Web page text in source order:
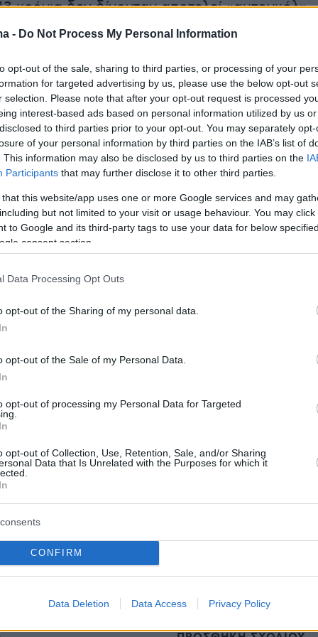
- Do Not Process My Personal Information
opt-out of the sale, sharing to third parties, or processing of your
for targeted advertising by us, please use the below opt-out
selection. Please note that after your opt-out request is processed
interest-based ads based on personal information utilized by us
to third parties prior to your opt-out. You may separately
of your personal information by third parties on the IAB’s list of
This information may also be disclosed by us to third parties on the
Participants that may further disclose it to other third parties.
that this website/app uses one or more Google services and may
but not limited to your visit or usage behaviour. You may
to Google and its third-party tags to use your data for below
consent section.
Data Processing Opt Outs
opt-out of the Sharing of my personal data.
opt-out of the Sale of my Personal Data.
opt-out of processing my Personal Data for Targeted
opt-out of Collection, Use, Retention, Sale, and/or Sharing
Data that Is Unrelated with the Purposes for which it
CONFIRM
Data Deletion Data Access Privacy Policy
χρόνια δεν δίνονταν αποτελεί «αυτογκόλ»
η Λευκωσία σε όλους τους διεθνείς
της αρχεία και να δώσει πληροφορίες για
σημειώνουν ότι τα αρχεία που μεταφέρθηκαν
στην Αθήνα κατά και μετά την εισβολή του
να περιέχουν στοιχεία που αφήνουν
όλα αυτά τα χρόνια υπήρχε αντίδραση από
των ενόπλων δυνάμεων να αρθεί το
και πολλά χρόνια έγιναν κρούσεις από τη
η συμφωνία που υπάρχει είναι να
και για τίποτα άλλο πέραν αυτού. Πρόκειται
μονάδων.
Ειδήσειςαπό την Ελλάδα και τον Κόσμο, τη
Protothema.gr